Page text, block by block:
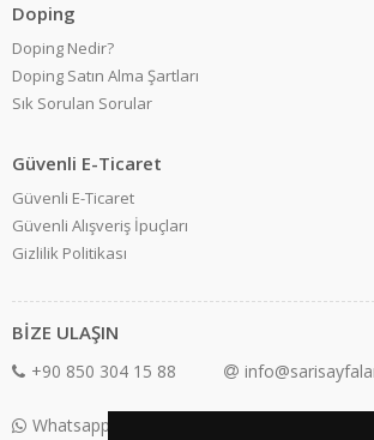
Doping
Doping Nedir?
Doping Satın Alma Şartları
Sık Sorulan Sorular
Güvenli E-Ticaret
Güvenli E-Ticaret
Güvenli Alışveriş İpuçları
Gizlilik Politikası
BİZE ULAŞIN
+90 850 304 15 88
Whatsapp Destek: +90 850 304 15 88